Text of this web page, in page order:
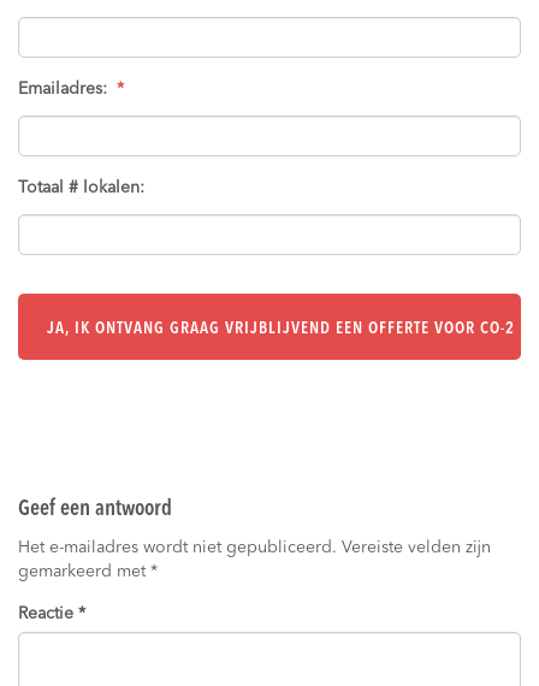
Emailadres: *
Totaal # lokalen:
Geef een antwoord
Het e-mailadres wordt niet gepubliceerd. Vereiste velden zijn
gemarkeerd met *
Reactie *